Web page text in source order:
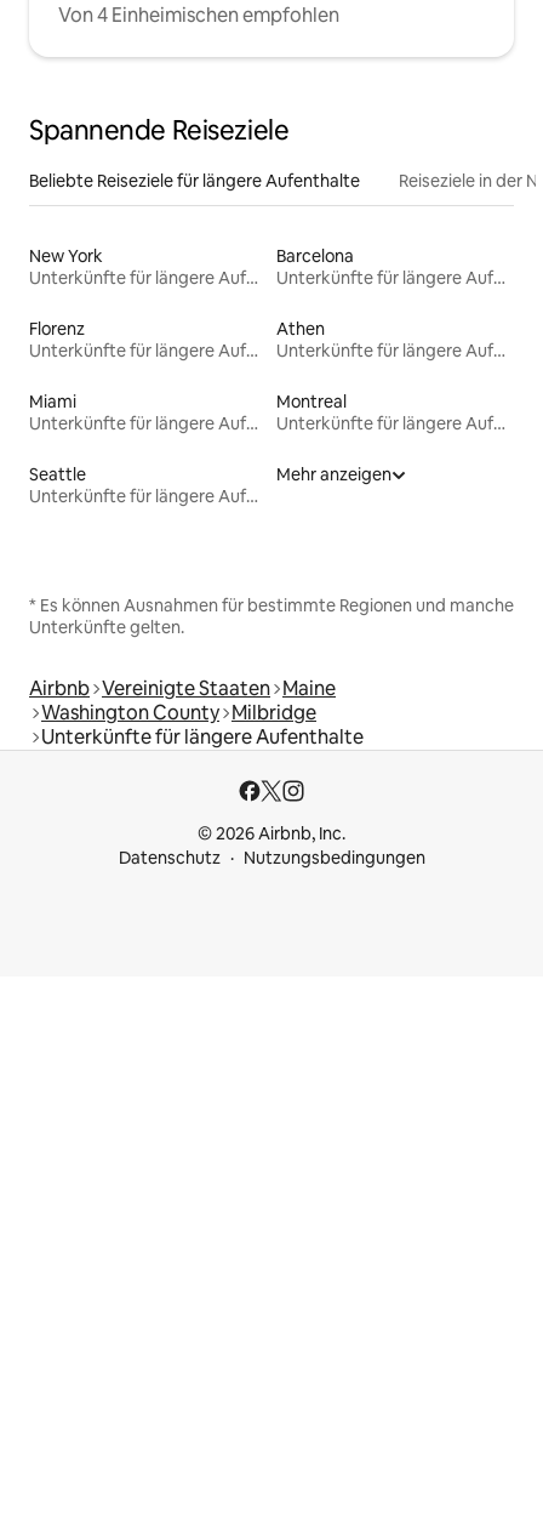
Von 4 Einheimischen empfohlen
Spannende Reiseziele
Beliebte Reiseziele für längere Aufenthalte Reiseziele in der
New York
Unterkünfte für längere Aufenthalte
Barcelona
Unterkünfte für längere Aufenthalte
Florenz
Unterkünfte für längere Aufenthalte
Athen
Unterkünfte für längere Aufenthalte
Miami
Unterkünfte für längere Aufenthalte
Montreal
Unterkünfte für längere Aufenthalte
Seattle
Unterkünfte für längere Aufenthalte
Mehr anzeigen
* Es können Ausnahmen für bestimmte Regionen und manche
Unterkünfte gelten.
Airbnb Vereinigte Staaten Maine
Washington County Milbridge
Unterkünfte für längere Aufenthalte
© 2026 Airbnb, Inc.
Datenschutz
Nutzungsbedingungen